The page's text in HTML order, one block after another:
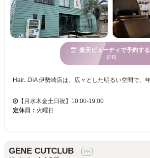
楽天ビューティで予約する
[PR]
【月水木金土日祝】10:00-19:00
定休日： 火曜日
GENE CUTCLUB